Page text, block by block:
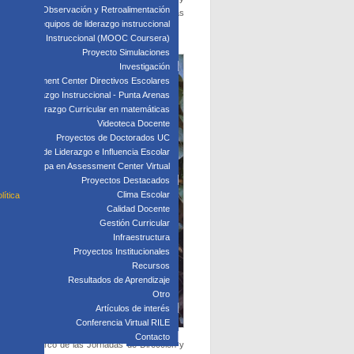
Observación y Retroalimentación
para equipos de liderazgo instruccional
Liderazgo Instruccional (MOOC Coursera)
Proyecto Simulaciones
Investigación
Assessment Center Directivos Escolares
de Liderazgo Instruccional - Punta Arenas
Liderazgo Curricular en matemáticas
Videoteca Docente
Proyectos de Doctorados UC
de Liderazgo e Influencia Escolar
Participa en Assessment Center Virtual
Proyectos Destacados
Clima Escolar
Calidad Docente
Gestión Curricular
Infraestructura
Proyectos Institucionales
Recursos
Resultados de Aprendizaje
Otro
Artículos de interés
Conferencia Virtual RILE
Contacto
habilidades y, más difícil aún, con pocas
en el marco de las Jornadas de Dirección y